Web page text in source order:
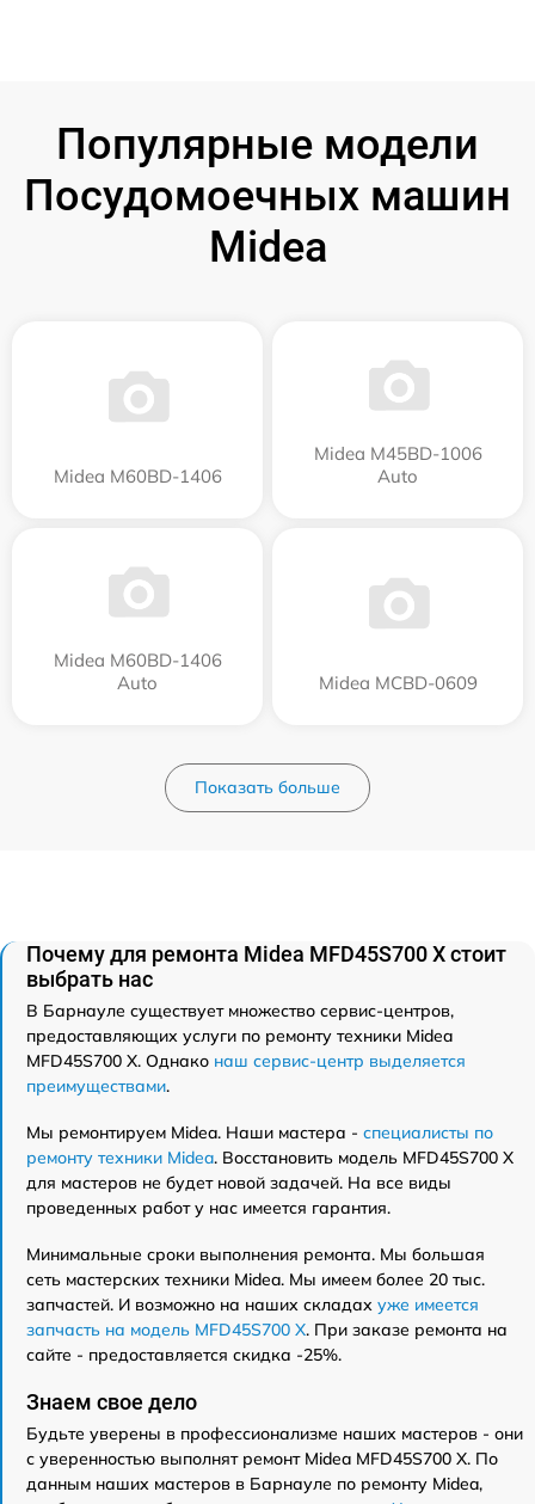
Популярные модели
Посудомоечных машин
Midea
Midea M60BD-1406
Midea M45BD-1006
Auto
Midea M60BD-1406
Auto
Midea MCBD-0609
Показать больше
Почему для ремонта Midea MFD45S700 X стоит
выбрать нас
В Барнауле существует множество сервис-центров,
предоставляющих услуги по ремонту техники Midea
MFD45S700 X. Однако наш сервис-центр выделяется
преимуществами.
Мы ремонтируем Midea. Наши мастера - специалисты по
ремонту техники Midea. Восстановить модель MFD45S700 X
для мастеров не будет новой задачей. На все виды
проведенных работ у нас имеется гарантия.
Минимальные сроки выполнения ремонта. Мы большая
сеть мастерских техники Midea. Мы имеем более 20 тыс.
запчастей. И возможно на наших складах уже имеется
запчасть на модель MFD45S700 X. При заказе ремонта на
сайте - предоставляется скидка -25%.
Знаем свое дело
Будьте уверены в профессионализме наших мастеров - они
с уверенностью выполнят ремонт Midea MFD45S700 X. По
данным наших мастеров в Барнауле по ремонту Midea,